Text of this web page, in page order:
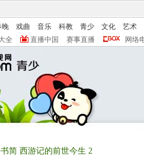
晚 戏曲 音乐 科教 青少 文化
艺术
全 直播中国 赛事直播 网络
简 西游记的前世今生 2